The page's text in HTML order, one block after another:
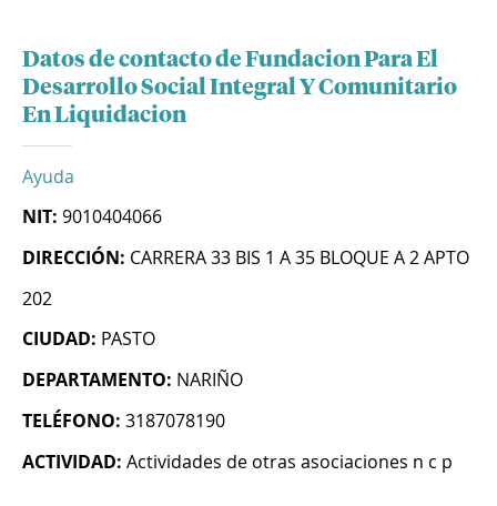
Datos de contacto de Fundacion Para El
Desarrollo Social Integral Y Comunitario
En Liquidacion
Ayuda
NIT: 9010404066
DIRECCIÓN: CARRERA 33 BIS 1 A 35 BLOQUE A 2 APTO
202
CIUDAD: PASTO
DEPARTAMENTO: NARIÑO
TELÉFONO: 3187078190
ACTIVIDAD: Actividades de otras asociaciones n c p